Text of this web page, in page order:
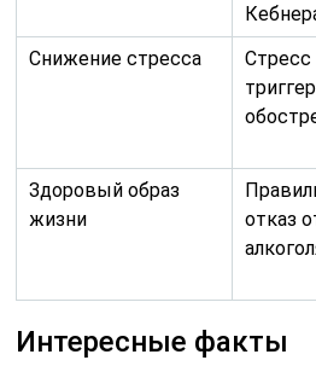
Снижение стресса
Здоровый образ
жизни
отказ
Интересные факты